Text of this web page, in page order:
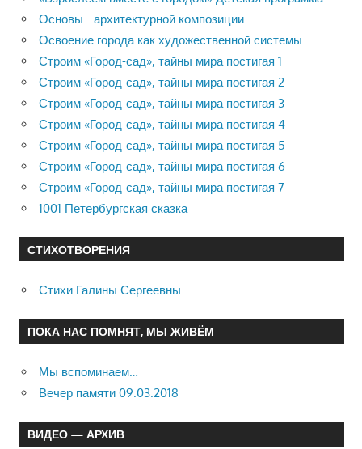
Основы архитектурной композиции
Освоение города как художественной системы
Строим «Город-сад», тайны мира постигая 1
Строим «Город-сад», тайны мира постигая 2
Строим «Город-сад», тайны мира постигая 3
Строим «Город-сад», тайны мира постигая 4
Строим «Город-сад», тайны мира постигая 5
Строим «Город-сад», тайны мира постигая 6
Строим «Город-сад», тайны мира постигая 7
1001 Петербургская сказка
СТИХОТВОРЕНИЯ
Стихи Галины Сергеевны
ПОКА НАС ПОМНЯТ, МЫ ЖИВЁМ
Мы вспоминаем…
Вечер памяти 09.03.2018
ВИДЕО — АРХИВ